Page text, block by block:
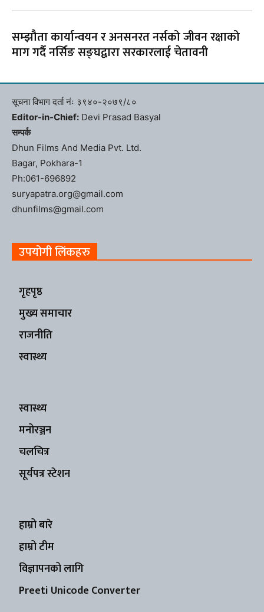
सम्झौता कार्यान्वयन र अनसनरत नर्सको जीवन रक्षाको
माग गर्दै नर्सिङ सङ्घद्वारा सरकारलाई चेतावनी
सूचना विभाग दर्ता नंः ३९४०-२०७९/८०
Editor-in-Chief: Devi Prasad Basyal
सम्पर्क
Dhun Films And Media Pvt. Ltd.
Bagar, Pokhara-1
Ph:061-696892
suryapatra.org@gmail.com
dhunfilms@gmail.com
उपयोगी लिंकहरु
गृहपृष्ठ
मुख्य समाचार
राजनीति
स्वास्थ्य
स्वास्थ्य
मनोरञ्जन
चलचित्र
सूर्यपत्र स्टेशन
हाम्रो बारे
हाम्रो टीम
विज्ञापनको लागि
Preeti Unicode Converter